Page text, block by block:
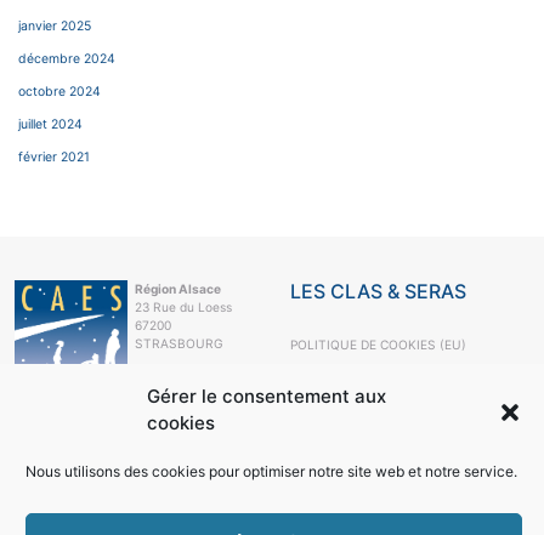
Gérer le consentement aux
cookies
Nous utilisons des cookies pour optimiser notre site web et notre service.
janvier 2025
décembre 2024
octobre 2024
juillet 2024
février 2021
Région Alsace
23 Rue du Loess
67200
STRASBOURG
+33 3 88 10 63
LES CLAS & SERAS
POLITIQUE DE COOKIES (EU)